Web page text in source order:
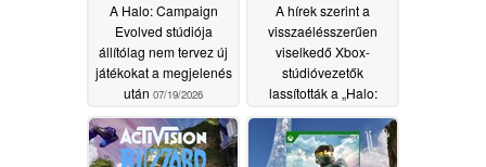
A Halo: Campaign
Evolved stúdiója
állítólag nem tervez új
játékokat a megjelenés
után 07/19/2026
A hírek szerint a
visszaélésszerűen
viselkedő Xbox-
stúdióvezetők
lassították a „Halo:
Campaign Evolved”
fejlesztését07/12/2026